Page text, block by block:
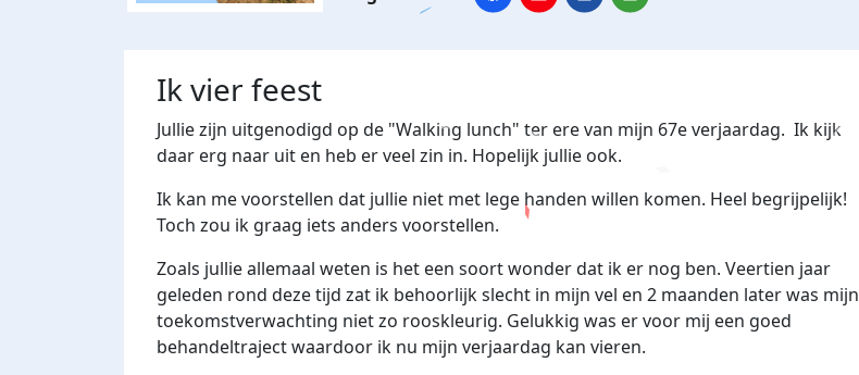
Ik vier feest
Jullie zijn uitgenodigd op de "Walking lunch" ter ere van mijn 67e verjaardag. Ik kijk
daar erg naar uit en heb er veel zin in. Hopelijk jullie ook.
Ik kan me voorstellen dat jullie niet met lege handen willen komen. Heel begrijpelijk!
Toch zou ik graag iets anders voorstellen.
Zoals jullie allemaal weten is het een soort wonder dat ik er nog ben. Veertien jaar
geleden rond deze tijd zat ik behoorlijk slecht in mijn vel en 2 maanden later was mijn
toekomstverwachting niet zo rooskleurig. Gelukkig was er voor mij een goed
behandeltraject waardoor ik nu mijn verjaardag kan vieren.